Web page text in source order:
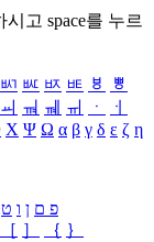
시고 space를 누르
ㅴ ㅵ ㅶ ㅷ ㅸ
ㅹ
ㆉ ㆊ ㆋ ㆌ ㆍ
ㆎ
Χ Ψ Ω α β γ δ ε ζ η
פ ם ן ו ט
［ ］ ｛ ｝